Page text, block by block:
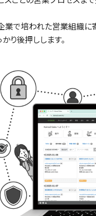
業で培われた営業組織に
かり後押しします。